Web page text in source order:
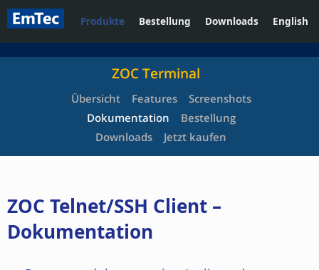
Produkte Bestellung Downloads English
ZOC Terminal
Übersicht Features
Screenshots
Dokumentation
Bestellung
Downloads
Jetzt kaufen
ZOC Telnet/SSH Client –
Dokumentation